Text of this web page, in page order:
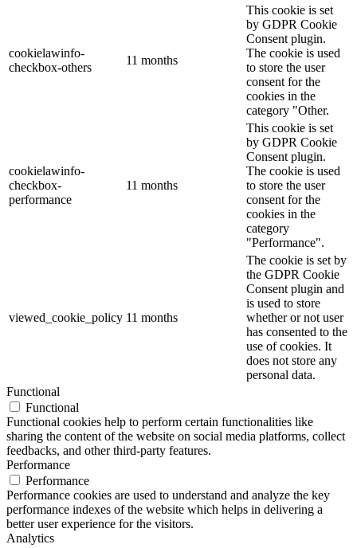
cookielawinfo-
checkbox-others
11 months
This cookie is set
by GDPR Cookie
Consent plugin.
The cookie is used
to store the user
consent for the
cookies in the
category "Other.
cookielawinfo-
checkbox-
performance
11 months
This cookie is set
by GDPR Cookie
Consent plugin.
The cookie is used
to store the user
consent for the
cookies in the
category
"Performance".
viewed_cookie_policy 11 months
The cookie is set by
the GDPR Cookie
Consent plugin and
is used to store
whether or not user
has consented to the
use of cookies. It
does not store any
personal data.
Functional
Functional
Functional cookies help to perform certain functionalities like
sharing the content of the website on social media platforms, collect
feedbacks, and other third-party features.
Performance
Performance
Performance cookies are used to understand and analyze the key
performance indexes of the website which helps in delivering a
better user experience for the visitors.
Analytics